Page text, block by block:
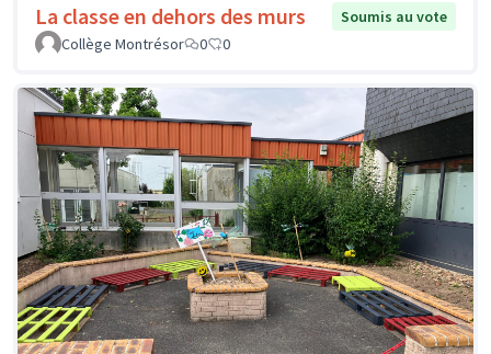
La classe en dehors des murs
Soumis au vote
Collège Montrésor
0 0